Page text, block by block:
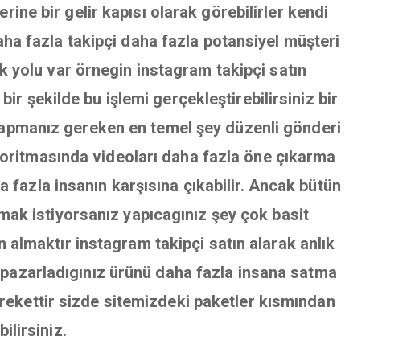
bir gelir kapısı olarak görebilirler kendi
fazla takipçi daha fazla potansiyel müşteri
yolu var örnegin instagram takipçi satın
şekilde bu işlemi gerçekleştirebilirsiniz bir
gereken en temel şey düzenli gönderi
videoları daha fazla öne çıkarma
insanın karşısına çıkabilir. Ancak bütün
istiyorsanız yapıcagınız şey çok basit
instagram takipçi satın alarak anlık
ürünü daha fazla insana satma
sizde sitemizdeki paketler kısmından